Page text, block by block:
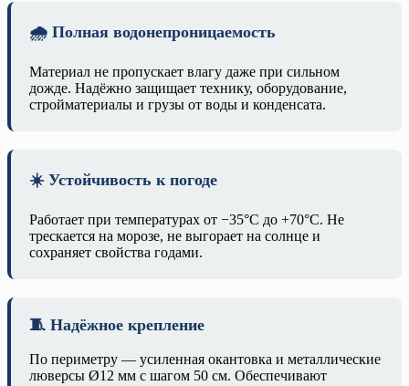
🌧️ Полная водонепроницаемость
Материал не пропускает влагу даже при сильном
дожде. Надёжно защищает технику, оборудование,
стройматериалы и грузы от воды и конденсата.
☀️ Устойчивость к погоде
Работает при температурах от −35°C до +70°C. Не
трескается на морозе, не выгорает на солнце и
сохраняет свойства годами.
🧵 Надёжное крепление
По периметру — усиленная окантовка и металлические
люверсы Ø12 мм с шагом 50 см. Обеспечивают